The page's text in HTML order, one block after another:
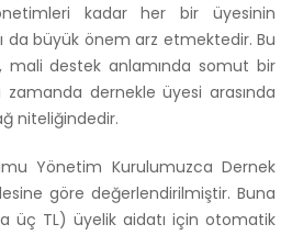
kadar her bir üyesinin
da büyük önem arz etmektedir. Bu
mali destek anlamında somut bir
zamanda dernekle üyesi arasında
niteliğindedir.
Yönetim Kurulumuzca Dernek
göre değerlendirilmiştir. Buna
üç TL) üyelik aidatı için otomatik